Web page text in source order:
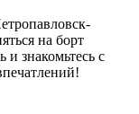
на борт
и знакомьтесь с